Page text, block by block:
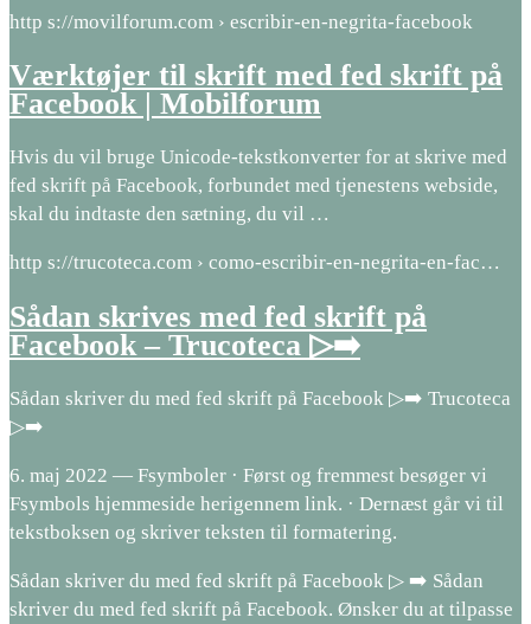
http s://movilforum.com › escribir-en-negrita-facebook
Værktøjer til skrift med fed skrift på
Facebook | Mobilforum
Hvis du vil bruge Unicode-tekstkonverter for at skrive med
fed skrift på Facebook, forbundet med tjenestens webside,
skal du indtaste den sætning, du vil …
http s://trucoteca.com › como-escribir-en-negrita-en-fac…
Sådan skrives med fed skrift på
Facebook – Trucoteca ▷➡️
Sådan skriver du med fed skrift på Facebook ▷➡️ Trucoteca
▷➡️
6. maj 2022 — Fsymboler · Først og fremmest besøger vi
Fsymbols hjemmeside herigennem link. · Dernæst går vi til
tekstboksen og skriver teksten til formatering.
Sådan skriver du med fed skrift på Facebook ▷ ➡️ Sådan
skriver du med fed skrift på Facebook. Ønsker du at tilpasse